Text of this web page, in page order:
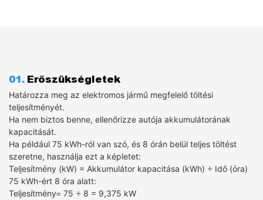
01. Erőszükségletek
Határozza meg az elektromos jármű megfelelő töltési
teljesítményét.
Ha nem biztos benne, ellenőrizze autója akkumulátorának
kapacitását.
Ha például 75 kWh-ról van szó, és 8 órán belül teljes töltést
szeretne, használja ezt a képletet:
Teljesítmény (kW) = Akkumulátor kapacitása (kWh) ÷ Idő (óra)
75 kWh-ért 8 óra alatt:
Teljesítmény= 75 ÷ 8​ = 9,375 kW